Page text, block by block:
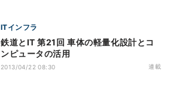
ITインフラ
鉄道とIT 第21回 車体の軽量化設計とコ
ンピュータの活用
2013/04/22 08:30 連載